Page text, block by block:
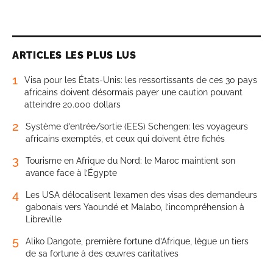
ARTICLES LES PLUS LUS
1
Visa pour les États-Unis: les ressortissants de ces 30 pays
africains doivent désormais payer une caution pouvant
atteindre 20.000 dollars
2
Système d’entrée/sortie (EES) Schengen: les voyageurs
africains exemptés, et ceux qui doivent être fichés
3
Tourisme en Afrique du Nord: le Maroc maintient son
avance face à l’Égypte
4
Les USA délocalisent l’examen des visas des demandeurs
gabonais vers Yaoundé et Malabo, l’incompréhension à
Libreville
5
Aliko Dangote, première fortune d’Afrique, lègue un tiers
de sa fortune à des œuvres caritatives